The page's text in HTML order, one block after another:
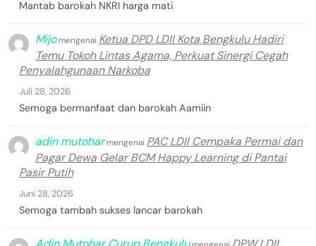
Mantab barokah NKRI harga mati
Mijomengenai Ketua DPD LDII Kota Bengkulu Hadiri
Temu Tokoh Lintas Agama, Perkuat Sinergi Cegah
Penyalahgunaan Narkoba
Juli 28, 2026
Semoga bermanfaat dan barokah Aamiin
adin mutoharmengenai PAC LDII Cempaka Permai dan
Pagar Dewa Gelar BCM Happy Learning di Pantai
Pasir Putih
Juni 28, 2026
Semoga tambah sukses lancar barokah